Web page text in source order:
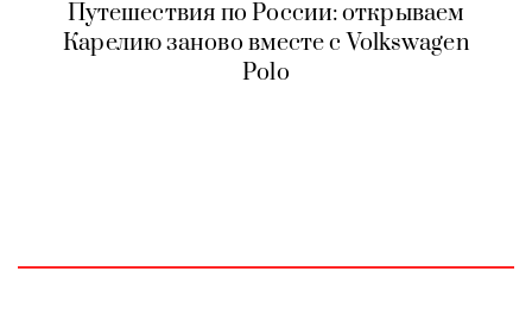
Путешествия по России: открываем
Карелию заново вместе с Volkswagen
Polo